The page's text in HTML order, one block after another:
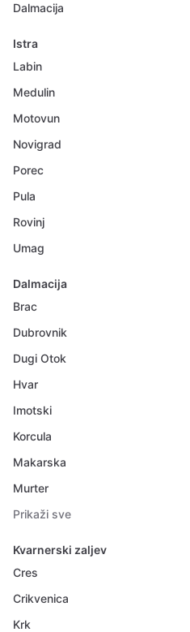
Dalmacija
Istra
Labin
Medulin
Motovun
Novigrad
Porec
Pula
Rovinj
Umag
Dalmacija
Brac
Dubrovnik
Dugi Otok
Hvar
Imotski
Korcula
Makarska
Murter
Prikaži sve
Kvarnerski zaljev
Cres
Crikvenica
Krk